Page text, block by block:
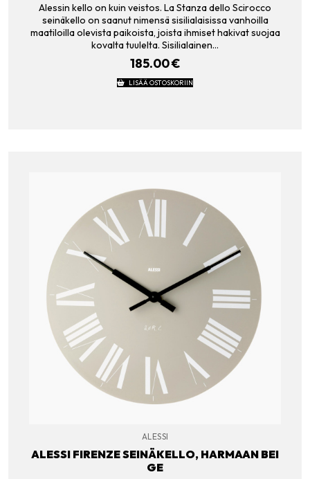
Alessin kello on kuin veistos. La Stanza dello Scirocco
seinäkello on saanut nimensä sisilialaisissa vanhoilla
maatiloilla olevista paikoista, joista ihmiset hakivat suojaa
kovalta tuulelta. Sisilialainen…
185.00€
LISÄÄ OSTOSKORIIN
ALESSI
ALESSI FIRENZE SEINÄKELLO, HARMAAN BEI
GE